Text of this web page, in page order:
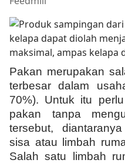
Pakan merupakan
terbesar dalam
70%). Untuk itu
pakan tanpa
tersebut,
sisa atau limbah
Salah satu limbah